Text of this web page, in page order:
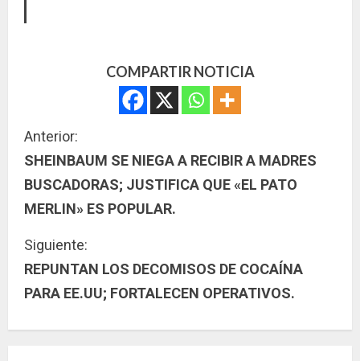
COMPARTIR NOTICIA
S
i
g
u
e
Anterior:
SHEINBAUM SE NIEGA A RECIBIR A MADRES
BUSCADORAS; JUSTIFICA QUE «EL PATO
MERLIN» ES POPULAR.
Siguiente:
REPUNTAN LOS DECOMISOS DE COCAÍNA
PARA EE.UU; FORTALECEN OPERATIVOS.